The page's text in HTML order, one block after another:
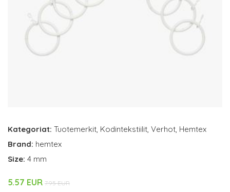
Kategoriat: Tuotemerkit, Kodintekstiilit, Verhot, Hemtex
Brand: hemtex
Size: 4 mm
5.57 EUR 7.95 EUR